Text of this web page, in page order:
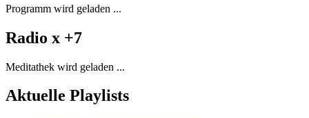
Programm wird geladen ...
Radio x +7
Meditathek wird geladen ...
Aktuelle Playlists